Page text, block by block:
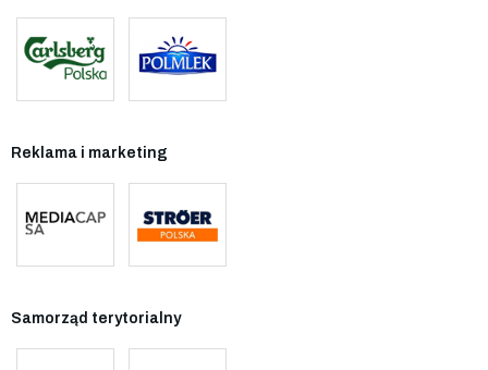
Reklama i marketing
Samorząd terytorialny